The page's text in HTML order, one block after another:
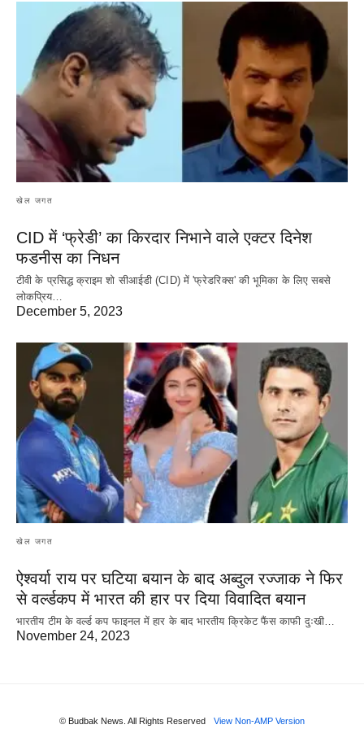
खेल जगत
CID में ‘फ्रेडी’ का किरदार निभाने वाले एक्टर दिनेश
फडनीस का निधन
टीवी के प्रसिद्ध क्राइम शो सीआईडी (CID) में 'फ्रेडरिक्स' की भूमिका के लिए सबसे
लोकप्रिय…
December 5, 2023
खेल जगत
ऐश्वर्या राय पर‌ घटिया बयान के बाद अब्दुल रज्जाक ने फिर
से वर्ल्डकप में भारत की हार पर दिया विवादित बयान
भारतीय टीम के वर्ल्ड कप फाइनल में हार के‌ बाद भारतीय क्रिकेट फैंस काफी दुःखी…
November 24, 2023
© Budbak News. All Rights Reserved View Non-AMP Version